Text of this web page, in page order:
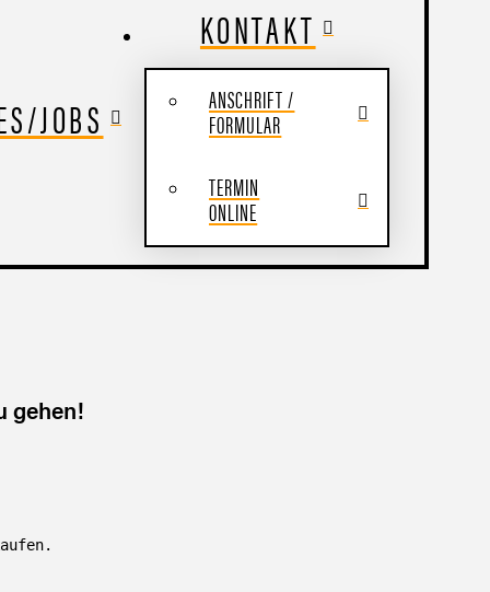
JOBS
KONTAKT
ANSCHRIFT /
FORMULAR
TERMIN
ONLINE
gehen!